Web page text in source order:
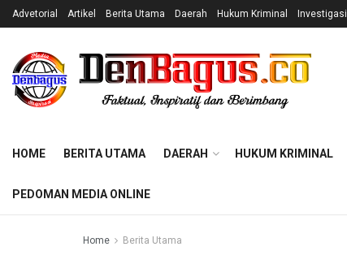
Advetorial Artikel Berita Utama Daerah Hukum Kriminal Investigasi
HOME BERITA UTAMA DAERAH HUKUM KRIMINAL
PEDOMAN MEDIA ONLINE
Home Berita Utama